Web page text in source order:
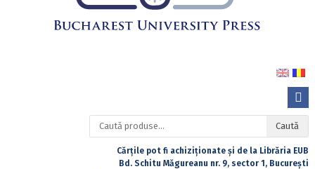
Caută
după:
Caută
Cărțile pot fi achiziționate și de la Librăria EUB
Bd. Schitu Măgureanu nr. 9, sector 1, București